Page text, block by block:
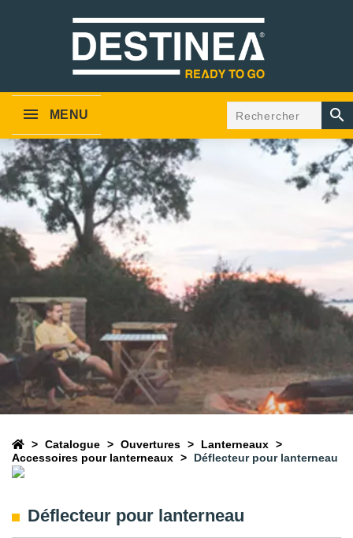
MENU 
Catalogue Ouvertures
Lanterneaux
Accessoires pour lanterneaux
Déflecteur pour lanterneau
Déflecteur pour lanterneau